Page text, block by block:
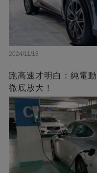
2024/11/18
跑高速才明白：純電
徹底放大！